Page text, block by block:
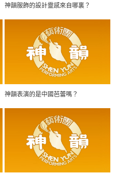
神韻服飾的設計靈感來自哪裏？
神韻表演的是中國芭蕾嗎？